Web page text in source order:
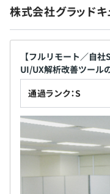
毎日約20分程度のデ
い、気軽に相談でき
【開発で使用してい
◆フロントエンド
HTML5（pug）、
JavaScript（
Webpack、Node.js
ソースコード管理は
たいと願っている人
トが好き！プログ
応募をお待ちして
株式会社グラッド
【フルリモート／自
UI/UX解析改善ツール
通過ランク：S